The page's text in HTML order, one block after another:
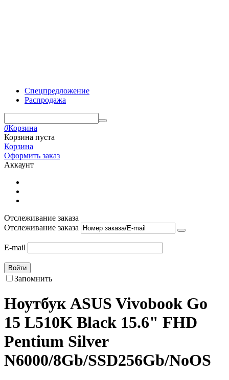
Спецпредложение
Распродажа
0Корзина
Корзина пуста
Корзина
Оформить заказ
Аккаунт
Отслеживание заказа
Отслеживание заказа
E-mail
Войти
Запомнить
Ноутбук ASUS Vivobook Go
15 L510K Black 15.6" FHD
Pentium Silver
N6000/8Gb/SSD256Gb/NoOS